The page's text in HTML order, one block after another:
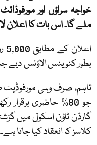
ملے گا۔ اس بات کا اعلان
بطور کنوینس الاؤنس دیے
تاہم، صرف وہی مورفوڈیٹ
جو 80% حاضری
گارڈن ٹاؤن اسکول میں
کلاسز کا انعقاد کیا جاتا ہے۔